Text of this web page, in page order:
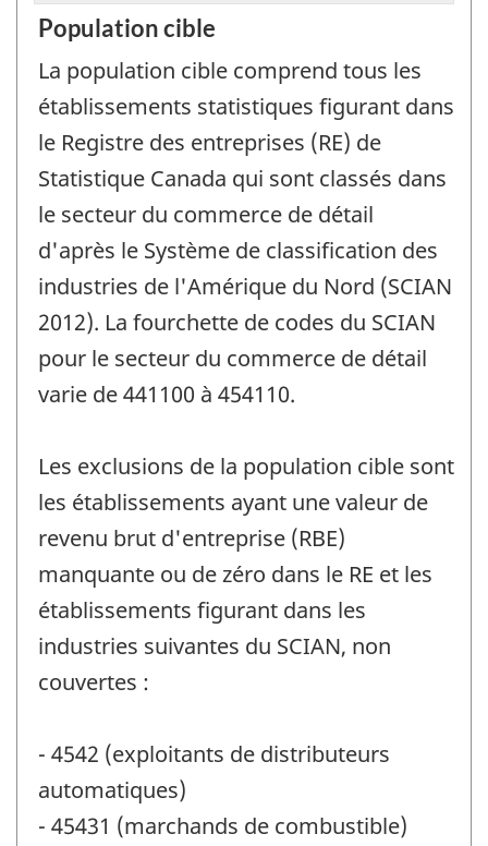
Population cible
La population cible comprend tous les
établissements statistiques figurant dans
le Registre des entreprises (RE) de
Statistique Canada qui sont classés dans
le secteur du commerce de détail
d'après le Système de classification des
industries de l'Amérique du Nord (SCIAN
2012). La fourchette de codes du SCIAN
pour le secteur du commerce de détail
varie de 441100 à 454110.
Les exclusions de la population cible sont
les établissements ayant une valeur de
revenu brut d'entreprise (RBE)
manquante ou de zéro dans le RE et les
établissements figurant dans les
industries suivantes du SCIAN, non
couvertes :
- 4542 (exploitants de distributeurs
automatiques)
- 45431 (marchands de combustible)